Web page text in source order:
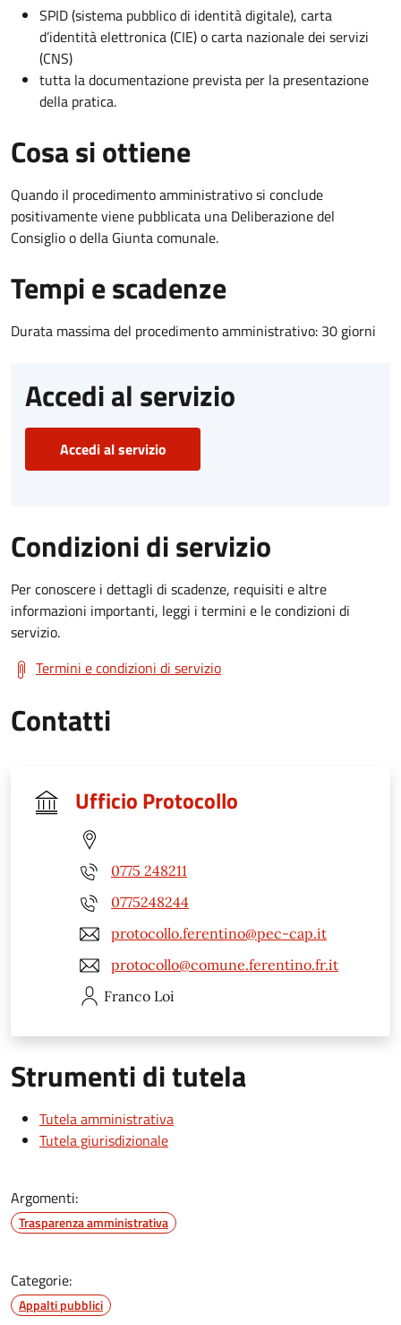
SPID (sistema pubblico di identità digitale), carta
d’identità elettronica (CIE) o carta nazionale dei servizi
(CNS)
tutta la documentazione prevista per la presentazione
della pratica.
Cosa si ottiene
Quando il procedimento amministrativo si conclude
positivamente viene pubblicata una Deliberazione del
Consiglio o della Giunta comunale.
Tempi e scadenze
Durata massima del procedimento amministrativo: 30 giorni
Accedi al servizio
Accedi al servizio
Condizioni di servizio
Per conoscere i dettagli di scadenze, requisiti e altre
informazioni importanti, leggi i termini e le condizioni di
servizio.
Termini e condizioni di servizio
Contatti
Ufficio Protocollo
0775 248211
0775248244
protocollo.ferentino@pec-cap.it
protocollo@comune.ferentino.fr.it
Franco Loi
Strumenti di tutela
Tutela amministrativa
Tutela giurisdizionale
Argomenti:
Trasparenza amministrativa
Categorie:
Appalti pubblici